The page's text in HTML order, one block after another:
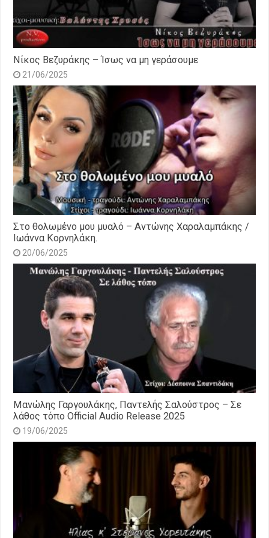
Νίκος Βεζυράκης – Ίσως να μη γεράσουμε
21/06/2025
Στο θολωμένο μου μυαλό – Αντώνης Χαραλαμπάκης /
Ιωάννα Κορνηλάκη.
20/06/2025
Μανώλης Γαργουλάκης, Παντελής Σαλούστρος – Σε
λάθος τόπο Official Audio Release 2025
19/06/2025